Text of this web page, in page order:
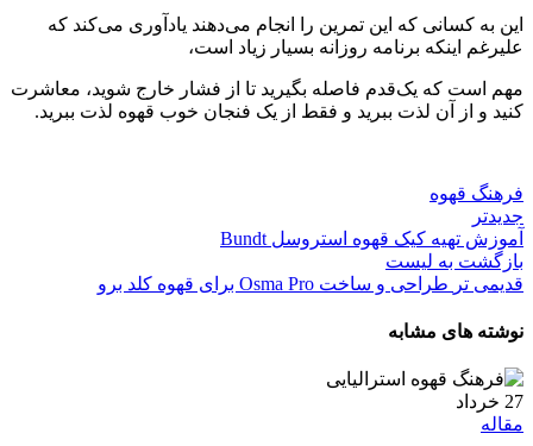
این به کسانی که این تمرین را انجام می‌دهند یادآوری می‌کند که
علیرغم اینکه برنامه روزانه بسیار زیاد است،
مهم است که یک‌قدم فاصله بگیرید تا از فشار خارج شوید، معاشرت
کنید و از آن لذت ببرید و فقط از یک فنجان خوب قهوه لذت ببرید.
فرهنگ قهوه
جدیدتر
آموزش تهیه کیک قهوه استروسل Bundt
بازگشت به لیست
قدیمی تر طراحی و ساخت Osma Pro برای قهوه کلد برو
نوشته های مشابه
27 خرداد
مقاله